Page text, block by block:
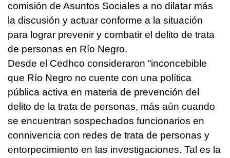
comisión de Asuntos Sociales a no dilatar más
la discusión y actuar conforme a la situación
para lograr prevenir y combatir el delito de trata
de personas en Río Negro.
Desde el Cedhco consideraron “inconcebible
que Río Negro no cuente con una política
pública activa en materia de prevención del
delito de la trata de personas, más aún cuando
se encuentran sospechados funcionarios en
connivencia con redes de trata de personas y
entorpecimiento en las investigaciones. Tal es la